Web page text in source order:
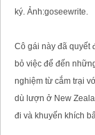
ký. Ảnh:goseewrite.
Cô gái này đã quyết
bỏ việc để đến
nghiệm từ cắm trại
dù lượn ở New
đi và khuyến khích